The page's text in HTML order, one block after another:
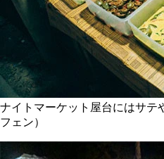
ナイトマーケット屋台にはサテ
フェン）